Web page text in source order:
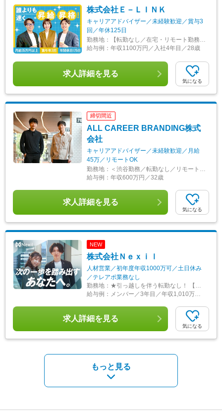
株式会社Ｅ－ＬＩＮＫ
キャリアアドバイザー／未経験歓迎／賞与3
回／年休125日
勤務地：
【転勤なし／在宅・リモート勤務OK】本社：東京都港区東麻布2丁目35番地1号 KCビル ＜アクセス＞ ・東京メトロ南北線・都営大江戸線「麻布十番駅」徒歩4分 ・都営大江戸線「赤羽橋駅」徒歩6分 ◎クライアントとの打ち合わせなど、出社が必要な業務もありますが、基本的に出社義務はありません。 ◎気分転換でのオフィス利用もOKです！ ※受動喫煙対策：あり
給与例： 年収1100万円／入社4年目／28歳
求人詳細を見る
気になる
締切間近
ALL CAREER BRANDING株式
会社
キャリアアドバイザー／未経験歓迎／月給
45万／リモートOK
勤務地： ＜渋谷勤務／転勤なし／リモート活用可＞ 東京都渋谷区東1-3-5 MORE-EXCELLENCE 2F ◎「渋谷駅」より徒歩約8分／「表参道駅」より徒歩約10分 ※関連会社であるオールインオフィスでの勤務となります。 ※ほとんどの社員が出社と在宅勤務のハイブリッド勤務です。
給与例： 年収600万円／32歳
求人詳細を見る
気になる
NEW
株式会社Ｎｅｘｉｌ
人材営業／初年度年収1000万可／土日休み
／テレアポ業務なし
勤務地： ★引っ越しを伴う転勤なし！ 【東京本社】 東京都渋谷区渋谷２丁目１６-１ Daiwa渋谷宮益坂ビル5階 ＜アクセス＞ 東急東横線、東京メトロ半蔵門線・副都心線、田園都市線「渋谷」駅徒歩5分 ＪＲ各線、東京メトロ銀座線「渋谷」駅徒歩5分
給与例： メンバー／3年目／年収1,010万円(29歳／男性)
求人詳細を見る
気になる
もっと見る